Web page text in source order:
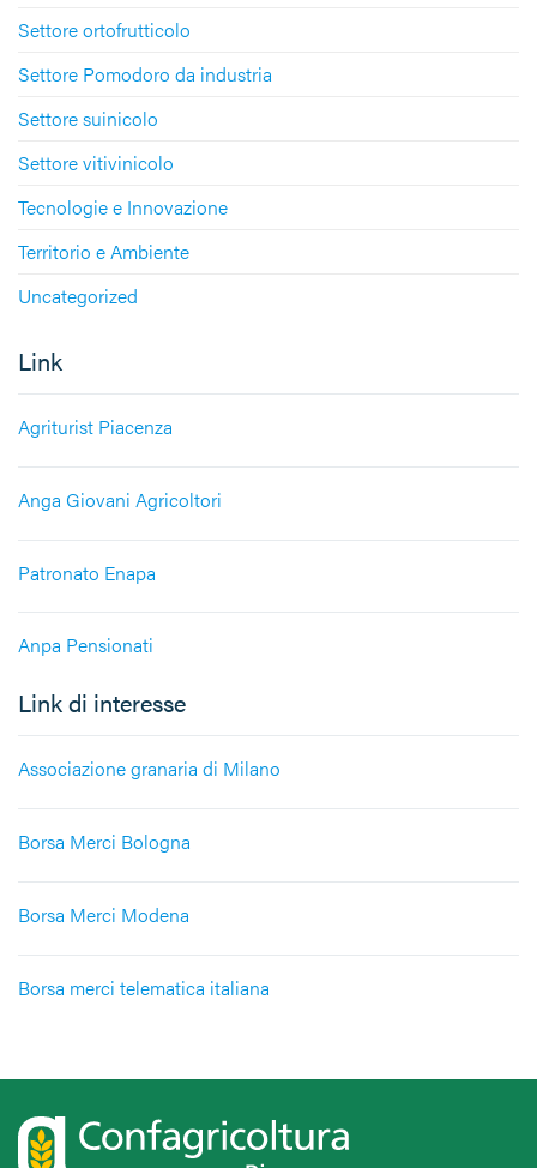
Settore ortofrutticolo
Settore Pomodoro da industria
Settore suinicolo
Settore vitivinicolo
Tecnologie e Innovazione
Territorio e Ambiente
Uncategorized
Link
Agriturist Piacenza
Anga Giovani Agricoltori
Patronato Enapa
Anpa Pensionati
Link di interesse
Associazione granaria di Milano
Borsa Merci Bologna
Borsa Merci Modena
Borsa merci telematica italiana